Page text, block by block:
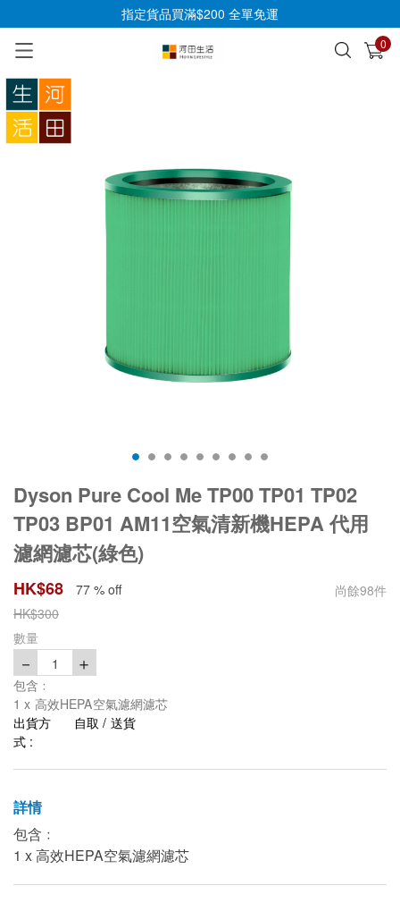
指定貨品買滿$200 全單免運
0
已加入購物車 查看
Dyson Pure Cool Me TP00 TP01 TP02
TP03 BP01 AM11空氣清新機HEPA 代用
濾網濾芯(綠色)
HK$68 77 % off 尚餘98件
HK$300
數量
－ 1 ＋
包含﹕
1 x 高效HEPA空氣濾網濾芯
出貨方
式 :
自取 / 送貨
詳情
包含﹕
1 x 高效HEPA空氣濾網濾芯